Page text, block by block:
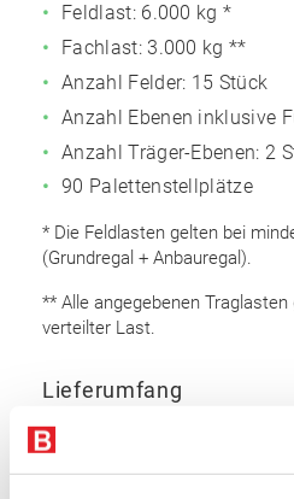
Feldlast: 6.000 kg *
Fachlast: 3.000 kg **
Anzahl Felder: 15 Stück
Anzahl Ebenen inklusive
Anzahl Träger-Ebenen: 2
90 Palettenstellplätze
* Die Feldlasten gelten bei
(Grundregal + Anbauregal).
** Alle angegebenen
verteilter Last.
Lieferumfang
Rahmen 5.000 x 800 mm
Auflageträger 2.700 mm: